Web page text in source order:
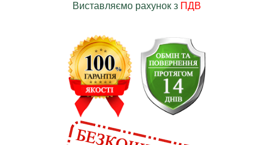
Виставляємо рахунок з ПДВ